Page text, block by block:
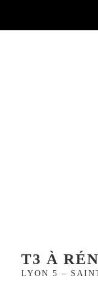
T3 À
LYON 5 –